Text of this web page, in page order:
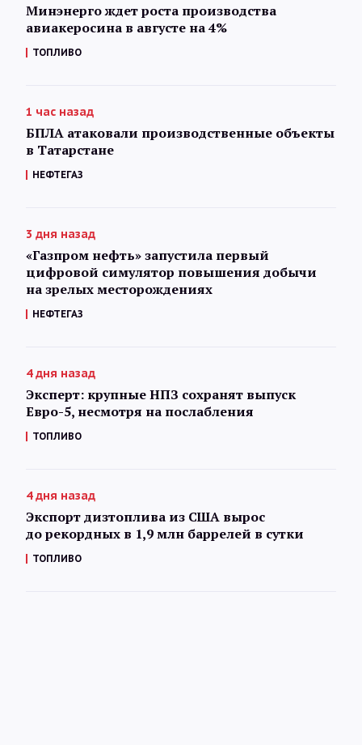
Минэнерго ждет роста производства
авиакеросина в августе на 4%
ТОПЛИВО
1 час назад
БПЛА атаковали производственные объекты
в Татарстане
НЕФТЕГАЗ
3 дня назад
«Газпром нефть» запустила первый
цифровой симулятор повышения добычи
на зрелых месторождениях
НЕФТЕГАЗ
4 дня назад
Эксперт: крупные НПЗ сохранят выпуск
Евро-5, несмотря на послабления
ТОПЛИВО
4 дня назад
Экспорт дизтоплива из США вырос
до рекордных в 1,9 млн баррелей в сутки
ТОПЛИВО